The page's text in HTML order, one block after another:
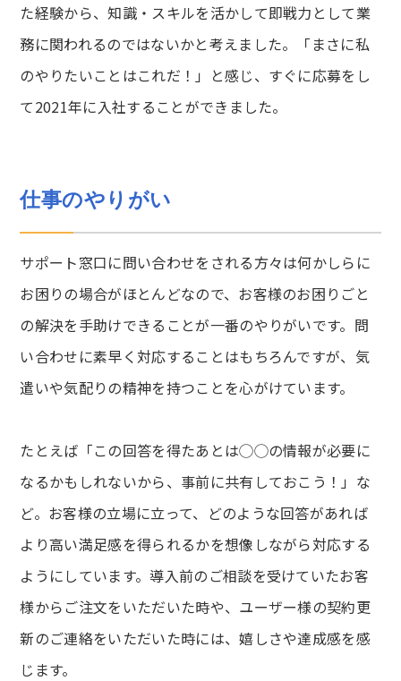
た経験から、知識・スキルを活かして即戦力として業
務に関われるのではないかと考えました。「まさに私
のやりたいことはこれだ！」と感じ、すぐに応募をし
て2021年に入社することができました。
仕事のやりがい
サポート窓口に問い合わせをされる方々は何かしらに
お困りの場合がほとんどなので、お客様のお困りごと
の解決を手助けできることが一番のやりがいです。問
い合わせに素早く対応することはもちろんですが、気
遣いや気配りの精神を持つことを心がけています。
たとえば「この回答を得たあとは◯◯の情報が必要に
なるかもしれないから、事前に共有しておこう！」な
ど。お客様の立場に立って、どのような回答があれば
より高い満足感を得られるかを想像しながら対応する
ようにしています。導入前のご相談を受けていたお客
様からご注文をいただいた時や、ユーザー様の契約更
新のご連絡をいただいた時には、嬉しさや達成感を感
じます。